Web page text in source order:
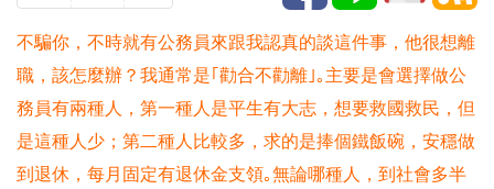
不騙你，不時就有公務員來跟我認真的談這件事，他很想離
職，該怎麼辦？我通常是｢勸合不勸離｣｡主要是會選擇做公
務員有兩種人，第一種人是平生有大志，想要救國救民，但
是這種人少；第二種人比較多，求的是捧個鐵飯碗，安穩做
到退休，每月固定有退休金支領｡無論哪種人，到社會多半